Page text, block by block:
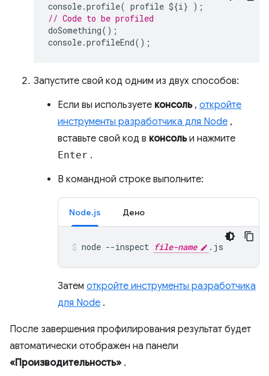
console.profile( profile ${i} );
// Code to be profiled
doSomething();
console.profileEnd();
Запустите свой код одним из двух способов:
Если вы используете консоль, откройте
инструменты разработчика для Node ,
вставьте свой код в консольи нажмите
Enter .
В командной строке выполните:
Node.js Дено
node --inspect file-name .js
Затем откройте инструменты разработчика
для Node .
После завершения профилирования результат будет
автоматически отображен на панели
«Производительность» .